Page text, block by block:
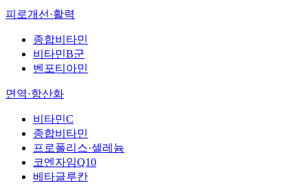
피로개선·활력
종합비타민
비타민B군
벤포티아민
면역·항산화
비타민C
종합비타민
프로폴리스·셀레늄
코엔자임Q10
베타글루칸